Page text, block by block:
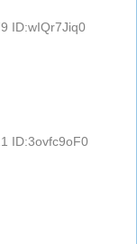
ID:wIQr7Jiq0
ID:3ovfc9oF0